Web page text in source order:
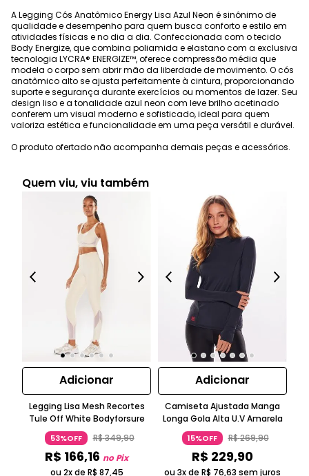
A Legging Cós Anatômico Energy Lisa Azul Neon é sinônimo de
qualidade e desempenho para quem busca conforto e estilo em
atividades físicas e no dia a dia. Confeccionada com o tecido
Body Energize, que combina poliamida e elastano com a exclusiva
tecnologia LYCRA® ENERGIZE™, oferece compressão média que
modela o corpo sem abrir mão da liberdade de movimento. O cós
anatômico alto se ajusta perfeitamente à cintura, proporcionando
suporte e segurança durante exercícios ou momentos de lazer. Seu
design liso e a tonalidade azul neon com leve brilho acetinado
conferem um visual moderno e sofisticado, ideal para quem
valoriza estética e funcionalidade em uma peça versátil e durável.
O produto ofertado não acompanha demais peças e acessórios.
Quem viu, viu também
Adicionar
Legging Lisa Mesh Recortes
Tule Off White Bodyforsure
53%OFF R$349,90
R$ 166,16 no Pix
ou 2x de R$ 87,45
Adicionar
Camiseta Ajustada Manga
Longa Gola Alta U.V Amarela
15%OFF R$269,90
R$ 229,90
ou 3x de R$ 76,63 sem juros